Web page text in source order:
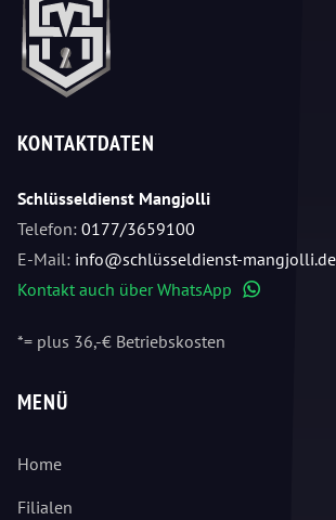
KONTAKTDATEN
Schlüsseldienst Mangjolli
Telefon: 0177/3659100
E-Mail: info@schlüsseldienst-mangjolli.de
Kontakt auch über WhatsApp
*= plus 36,-€ Betriebskosten
MENÜ
Home
Filialen